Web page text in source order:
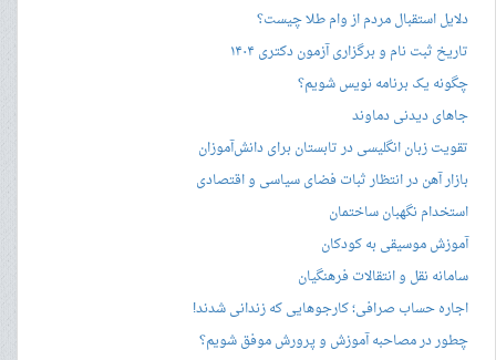
دلایل استقبال مردم از وام طلا چیست؟
تاریخ ثبت نام و برگزاری آزمون دکتری ۱۴۰۴
چگونه یک برنامه نویس شویم؟
جاهای دیدنی دماوند
تقویت زبان انگلیسی در تابستان برای دانش‌آموزان
بازار آهن در انتظار ثبات فضای سیاسی و اقتصادی
استخدام نگهبان ساختمان
آموزش موسیقی به کودکان
سامانه نقل و انتقالات فرهنگیان
اجاره حساب صرافی؛ کارجوهایی که زندانی شدند!
چطور در مصاحبه‌ آموزش و پرورش موفق شویم؟